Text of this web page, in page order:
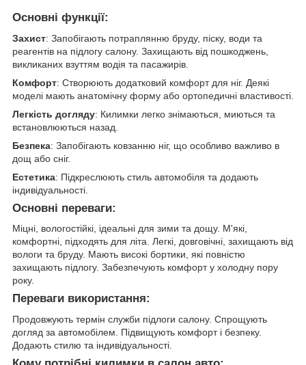
Основні функції:
Захист: Запобігають потраплянню бруду, піску, води та
реагентів на підлогу салону. Захищають від пошкоджень,
викликаних взуттям водія та пасажирів.
Комфорт: Створюють додатковий комфорт для ніг. Деякі
моделі мають анатомічну форму або ортопедичні властивості.
Легкість догляду: Килимки легко знімаються, миються та
встановлюються назад.
Безпека: Запобігають ковзанню ніг, що особливо важливо в
дощ або сніг.
Естетика: Підкреслюють стиль автомобіля та додають
індивідуальності.
Основні переваги:
Міцні, вологостійкі, ідеальні для зими та дощу. М'які,
комфортні, підходять для літа. Легкі, довговічні, захищають від
вологи та бруду. Мають високі бортики, які повністю
захищають підлогу. Забезпечують комфорт у холодну пору
року.
Переваги використання:
Продовжують термін служби підлоги салону. Спрощують
догляд за автомобілем. Підвищують комфорт і безпеку.
Додають стилю та індивідуальності.